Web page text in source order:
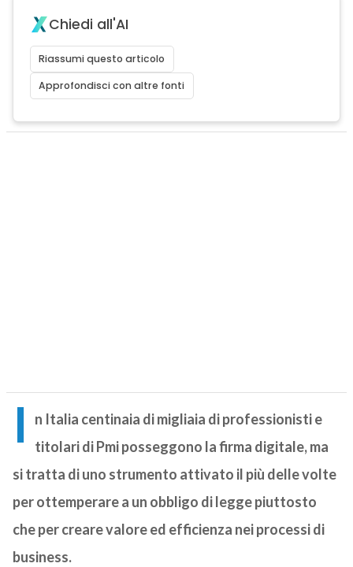
Chiedi all'AI
Riassumi questo articolo
Approfondisci con altre fonti
I
n Italia centinaia di migliaia di professionisti e
titolari di Pmi posseggono la firma digitale, ma
si tratta di uno strumento attivato il più delle volte
per ottemperare a un obbligo di legge piuttosto
che per creare valore ed efficienza nei processi di
business.